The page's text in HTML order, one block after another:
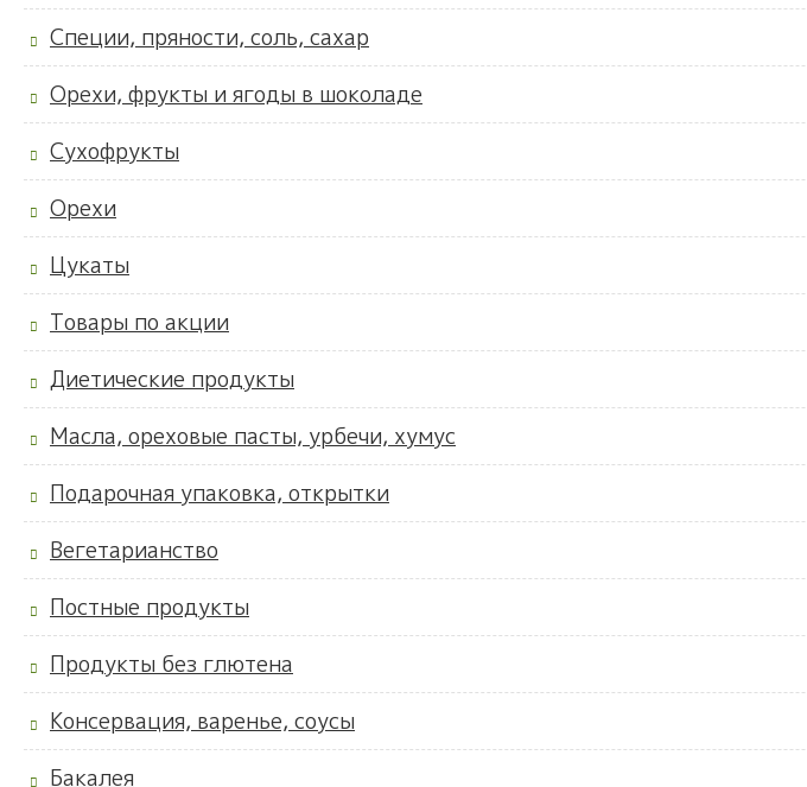
Специи, пряности, соль, сахар
Орехи, фрукты и ягоды в шоколаде
Сухофрукты
Орехи
Цукаты
Товары по акции
Диетические продукты
Масла, ореховые пасты, урбечи, хумус
Подарочная упаковка, открытки
Вегетарианство
Постные продукты
Продукты без глютена
Консервация, варенье, соусы
Бакалея